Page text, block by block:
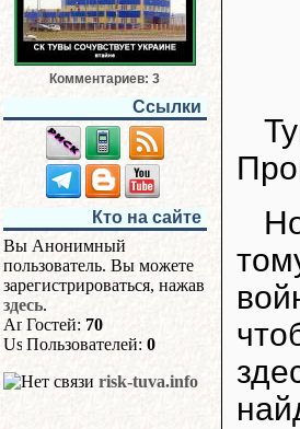
Комментариев: 3
Ссылки
Кто на сайте
Вы Анонимный
пользователь. Вы можете
зарегистрироваться, нажав
здесь.
Гостей: 70
Пользователей: 0
risk-tuva.info